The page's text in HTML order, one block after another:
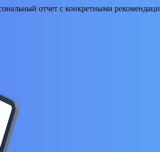
отчет с конкретными